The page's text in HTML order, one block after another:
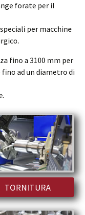
forate per il
per macchine
fino a 3100 mm per
ad un diametro di
TORNITURA